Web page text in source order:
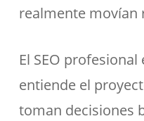
realmente movían
El SEO
entiende el
toman decisiones